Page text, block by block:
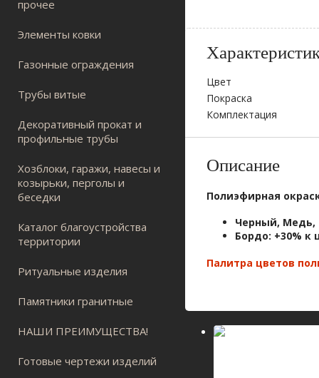
прочее
Элементы ковки
Газонные ограждения
Трубы витые
Декоративный прокат и
профильные трубы
Хозблоки, гаражи, навесы и
козырьки, перголы и
беседки
Каталог благоустройства
территории
Ритуальные изделия
Памятники гранитные
НАШИ ПРЕИМУЩЕСТВА!
Готовые чертежи изделий
Цвет
Покраска
Комплектация
Описание
Полиэфирная
Черный, Медь,
Бордо: +30% к
Палитра цветов